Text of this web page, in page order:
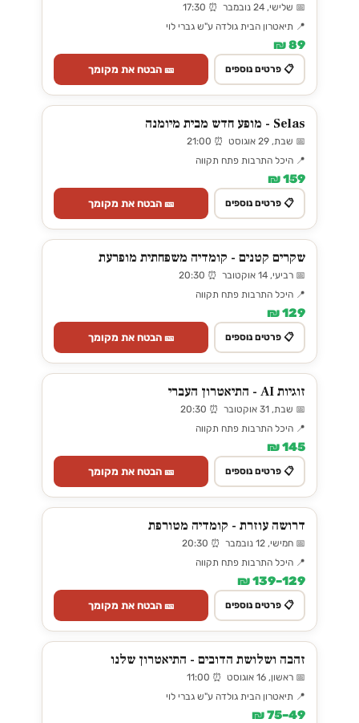
📅 שלישי, 24 נובמבר ⏰ 17:30
📍 תיאטרון הבית גולדה ע"ש גברי לוי
89 ₪
📋 פרטים נוספים 🎫 הבטח את מקומך
Selas - מופע חדש מבית מיומנה
📅 שבת, 29 אוגוסט ⏰ 21:00
📍 היכל התרבות פתח תקווה
159 ₪
📋 פרטים נוספים 🎫 הבטח את מקומך
שקרים קטנים - קומדיה משפחתית מופרעת
📅 רביעי, 14 אוקטובר ⏰ 20:30
📍 היכל התרבות פתח תקווה
129 ₪
📋 פרטים נוספים 🎫 הבטח את מקומך
זוגיות AI - התיאטרון העברי
📅 שבת, 31 אוקטובר ⏰ 20:30
📍 היכל התרבות פתח תקווה
145 ₪
📋 פרטים נוספים 🎫 הבטח את מקומך
דרושה עוזרת - קומדיה מטורפת
📅 חמישי, 12 נובמבר ⏰ 20:30
📍 היכל התרבות פתח תקווה
129–139 ₪
📋 פרטים נוספים 🎫 הבטח את מקומך
זהבה ושלושת הדובים - התיאטרון שלנו
📅 ראשון, 16 אוגוסט ⏰ 11:00
📍 תיאטרון הבית גולדה ע"ש גברי לוי
49–75 ₪